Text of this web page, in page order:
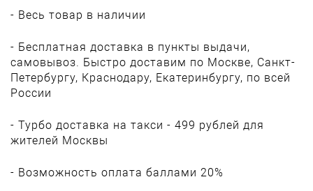
- Весь товар в наличии
- Бесплатная доставка в пункты выдачи,
самовывоз. Быстро доставим по Москве, Санкт-
Петербургу, Краснодару, Екатеринбургу, по всей
России
- Турбо доставка на такси - 499 рублей для
жителей Москвы
- Возможность оплата баллами 20%